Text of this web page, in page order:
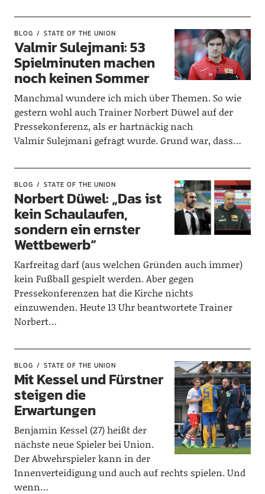
BLOG STATE OF THE UNION
Valmir Sulejmani: 53
Spielminuten machen
noch keinen Sommer
Manchmal wundere ich mich über Themen. So wie
gestern wohl auch Trainer Norbert Düwel auf der
Pressekonferenz, als er hartnäckig nach
Valmir Sulejmani gefragt wurde. Grund war, dass…
BLOG STATE OF THE UNION
Norbert Düwel: „Das ist
kein Schaulaufen,
sondern ein ernster
Wettbewerb“
Karfreitag darf (aus welchen Gründen auch immer)
kein Fußball gespielt werden. Aber gegen
Pressekonferenzen hat die Kirche nichts
einzuwenden. Heute 13 Uhr beantwortete Trainer
Norbert…
BLOG STATE OF THE UNION
Mit Kessel und Fürstner
steigen die
Erwartungen
Benjamin Kessel (27) heißt der
nächste neue Spieler bei Union.
Der Abwehrspieler kann in der
Innenverteidigung und auch auf rechts spielen. Und
wenn…